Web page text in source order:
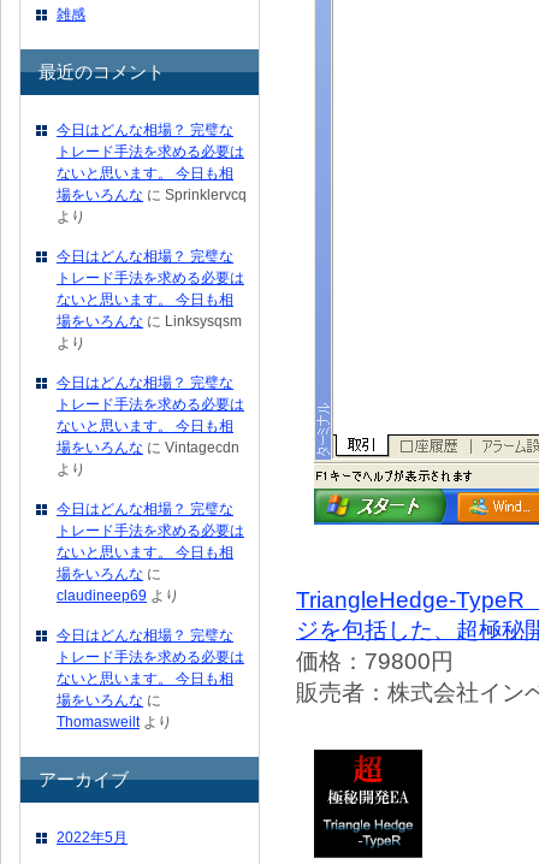
TriangleHedge-TypeR
ジを包括した、超極秘
価格：79800円
販売者：株式会社イン
雑感
最近のコメント
今日はどんな相場？ 完璧な
トレード手法を求める必要は
ないと思います。 今日も相
場をいろんな に Sprinklervcq
より
今日はどんな相場？ 完璧な
トレード手法を求める必要は
ないと思います。 今日も相
場をいろんな に Linksysqsm
より
今日はどんな相場？ 完璧な
トレード手法を求める必要は
ないと思います。 今日も相
場をいろんな に Vintagecdn
より
今日はどんな相場？ 完璧な
トレード手法を求める必要は
ないと思います。 今日も相
場をいろんな に
claudineep69 より
今日はどんな相場？ 完璧な
トレード手法を求める必要は
ないと思います。 今日も相
場をいろんな に
Thomasweiltより
アーカイブ
2022年5月